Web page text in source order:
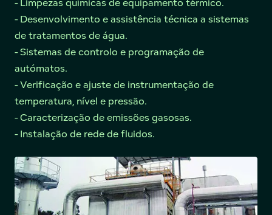
- Limpezas químicas de equipamento térmico.
- Desenvolvimento e assistência técnica a sistemas
de tratamentos de água.
- Sistemas de controlo e programação de
autómatos.
- Verificação e ajuste de instrumentação de
temperatura, nível e pressão.
- Caracterização de emissões gasosas.
- Instalação de rede de fluidos.